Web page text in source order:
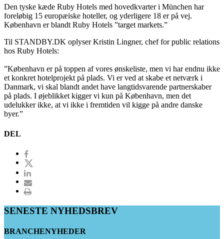
Den tyske kæde Ruby Hotels med hovedkvarter i München har
foreløbig 15 europæiske hoteller, og yderligere 18 er på vej.
København er blandt Ruby Hotels ”target markets.”
Til STANDBY.DK oplyser Kristin Lingner, chef for public relations
hos Ruby Hotels:
”København er på toppen af vores ønskeliste, men vi har endnu ikke
et konkret hotelprojekt på plads. Vi er ved at skabe et netværk i
Danmark, vi skal blandt andet have langtidsvarende partnerskaber
på plads. I øjeblikket kigger vi kun på København, men det
udelukker ikke, at vi ikke i fremtiden vil kigge på andre danske
byer.”
DEL
SENESTE NYHEDSBREV
BRANCHENYHEDER